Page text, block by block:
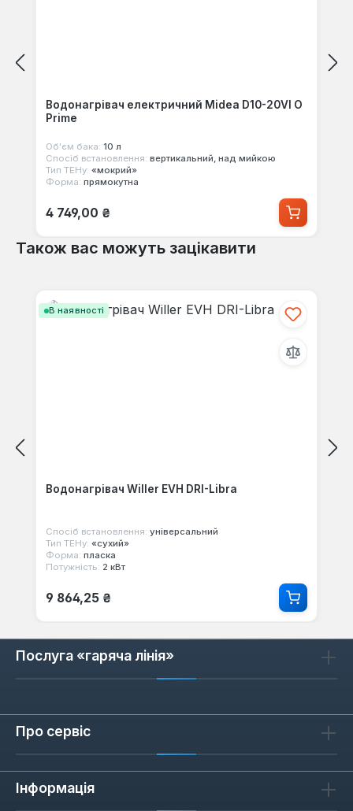
Водонагрівач електричний Midea D10-20VI O
Prime
Об'єм бака: 10 л
Спосіб встановлення: вертикальний, над мийкою
Тип ТЕНу: «мокрий»
Форма: прямокутна
Звичайна ціна:
4 749,00 ₴
Також вас можуть зацікавити
В наявності
Водонагрівач Willer EVH DRI-Libra
Спосіб встановлення: універсальний
Тип ТЕНу: «сухий»
Форма: пласка
Потужність: 2 кВт
Звичайна ціна:
9 864,25 ₴
Послуга «гаряча лінія»
Про сервіс
Інформація